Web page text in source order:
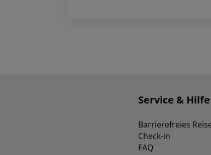
Service & Hilfe
Barrierefreies
Check-in
FAQ